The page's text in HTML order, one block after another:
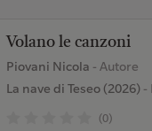
Volano le canzoni
Piovani Nicola - Autore
La nave di Teseo (2026)-
(0)